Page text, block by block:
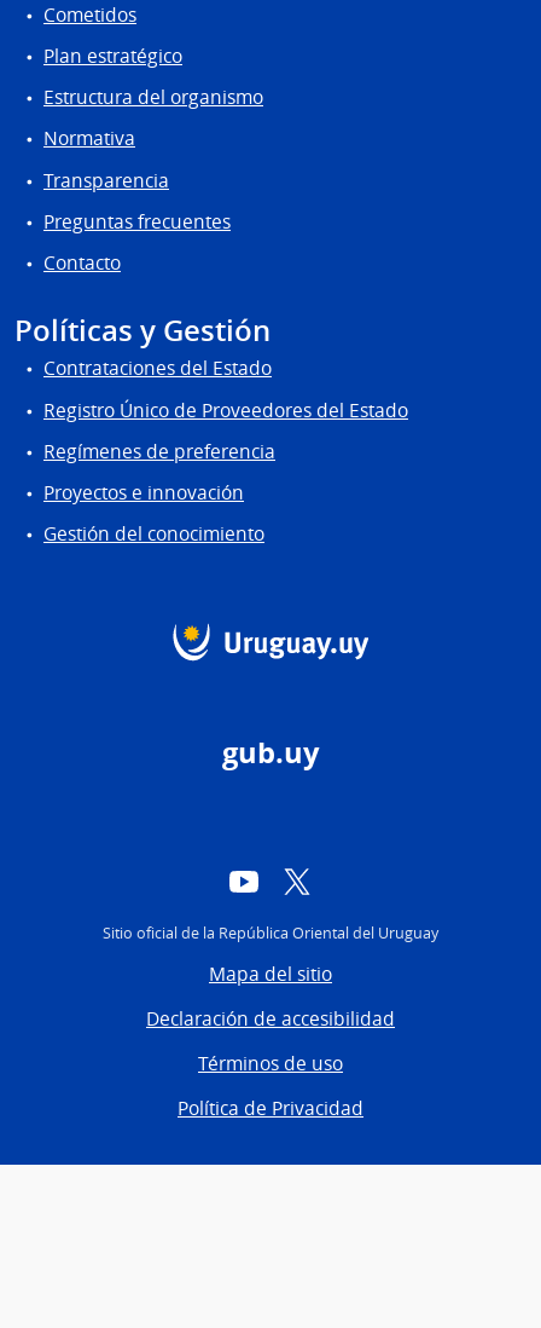
Cometidos
Plan estratégico
Estructura del organismo
Normativa
Transparencia
Preguntas frecuentes
Contacto
Políticas y Gestión
Contrataciones del Estado
Registro Único de Proveedores del Estado
Regímenes de preferencia
Proyectos e innovación
Gestión del conocimiento
gub.uy
YouTube
Sitio oficial de la República Oriental del Uruguay
Mapa del sitio
Declaración de accesibilidad
Términos de uso
Política de Privacidad